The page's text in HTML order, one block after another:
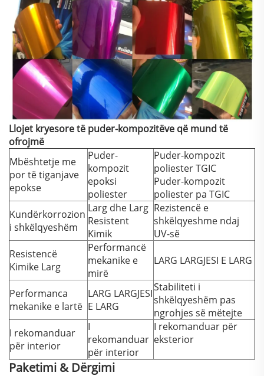
Llojet kryesore të puder-kompozitëve që mund të
ofrojmë
Mbështetje me
por të tiganjave
epokse
Puder-
kompozit
epoksi
poliester
Puder-kompozit
poliester TGIC
Puder-kompozit
poliester pa TGIC
Kundërkorrozion
i shkëlqyeshëm
Larg dhe Larg
Resistent
Kimik
Rezistencë e
shkëlqyeshme ndaj
UV-së
Resistencë
Kimike Larg
Performancë
mekanike e
mirë
LARG LARGJESI E LARG
Performanca
mekanike e lartë
LARG LARGJESI
E LARG
Stabiliteti i
shkëlqyeshëm pas
ngrohjes së mëtejte
I rekomanduar
për interior
I
rekomanduar
për interior
I rekomanduar për
eksterior
Paketimi & Dërgimi